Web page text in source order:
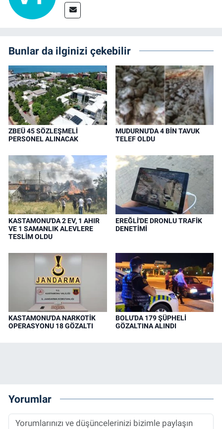
Bunlar da ilginizi çekebilir
ZBEÜ 45 SÖZLEŞMELİ
PERSONEL ALINACAK
MUDURNU'DA 4 BİN TAVUK
TELEF OLDU
KASTAMONU'DA 2 EV, 1 AHIR
VE 1 SAMANLIK ALEVLERE
TESLİM OLDU
EREĞLİ'DE DRONLU TRAFİK
DENETİMİ
KASTAMONU'DA NARKOTİK
OPERASYONU 18 GÖZALTI
BOLU'DA 179 ŞÜPHELİ
GÖZALTINA ALINDI
Yorumlar